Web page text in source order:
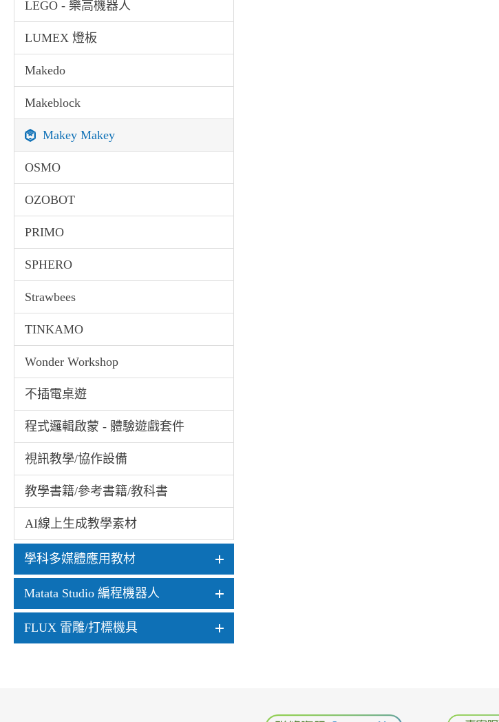
LEGO - 樂高機器人
LUMEX 燈板
Makedo
Makeblock
Makey Makey
OSMO
OZOBOT
PRIMO
SPHERO
Strawbees
TINKAMO
Wonder Workshop
不插電桌遊
程式邏輯啟蒙 - 體驗遊戲套件
視訊教學/協作設備
教學書籍/參考書籍/教科書
AI線上生成教學素材
學科多媒體應用教材
Matata Studio 編程機器人
FLUX 雷雕/打標機具